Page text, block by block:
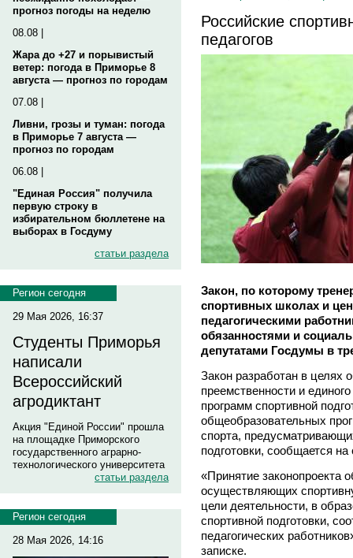
прогноз погоды на неделю
08.08 |
Жара до +27 и порывистый
ветер: погода в Приморье 8
августа — прогноз по городам
07.08 |
Ливни, грозы и туман: погода
в Приморье 7 августа —
прогноз по городам
06.08 |
"Единая Россия" получила
первую строку в
избирательном бюллетене на
выборах в Госдуму
статьи раздела
Регион сегодня
29 Мая 2026, 16:37
Студенты Приморья
написали
Всероссийский
агродиктант
Акция "Единой России" прошла
на площадке Приморского
государственного аграрно-
технологического университета
статьи раздела
Регион сегодня
28 Мая 2026, 14:16
Российские
педагогов
Закон, по которому
спортивных школах и
педагогическими
обязанностями и
депутатами Госдумы в
Закон разработан в целях
преемственности и
программ спортивной
общеобразовательных
спорта,
подготовки, сообщается
«Принятие законопроекта
осуществляющих
цели деятельности, в
спортивной подготовки,
педагогических
записке.